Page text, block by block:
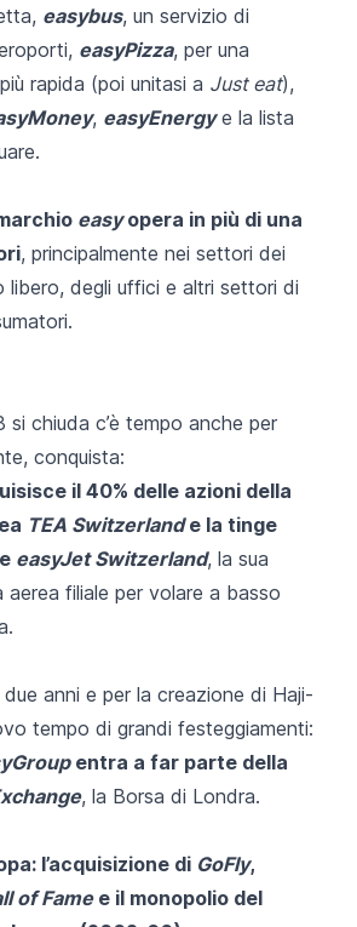
easybus, un servizio di
easyPizza, per una
rapida (poi unitasi a Just eat),
, easyEnergye la lista
easyopera in più di una
, principalmente nei settori dei
libero, degli uffici e altri settori di
si chiuda c’è tempo anche per
conquista:
il 40% delle azioni della
TEA Switzerlande la tinge
easyJet Switzerland, la sua
aerea filiale per volare a basso
anni e per la creazione di Haji-
tempo di grandi festeggiamenti:
entra a far parte della
, la Borsa di Londra.
l’acquisizione di GoFly,
of Famee il monopolio del